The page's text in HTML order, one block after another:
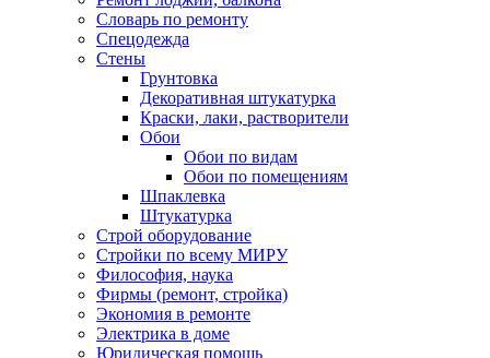
Словарь по ремонту
Спецодежда
Стены
Грунтовка
Декоративная штукатурка
Краски, лаки, растворители
Обои
Обои по видам
Обои по помещениям
Шпаклевка
Штукатурка
Строй оборудование
Стройки по всему МИРУ
Философия, наука
Фирмы (ремонт, стройка)
Экономия в ремонте
Электрика в доме
Юридическая помощь